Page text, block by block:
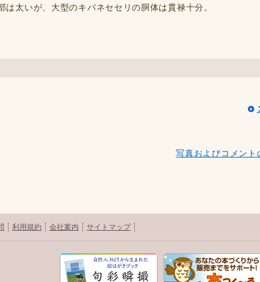
太いが、大型のキバネセセリの胴体は貫禄十分。
写真およびコメント
利用規約 会社案内 サイトマップ